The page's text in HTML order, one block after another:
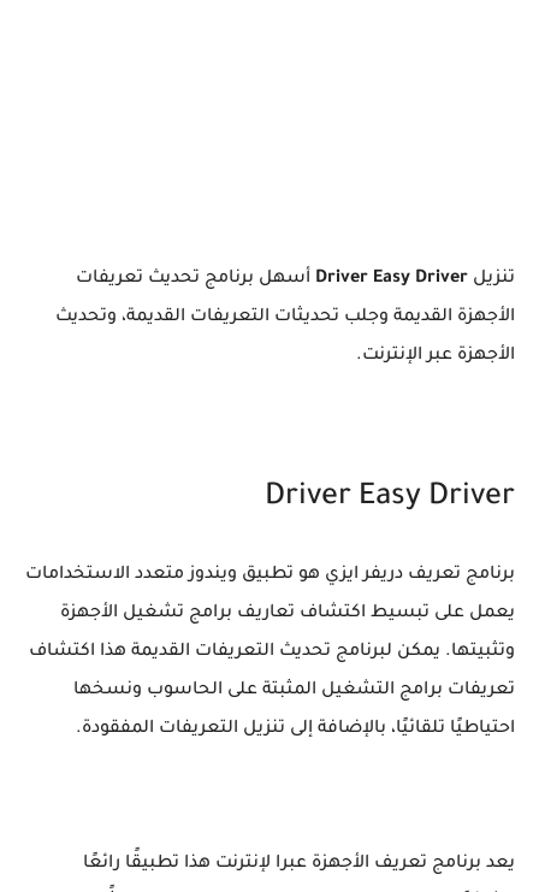
تنزيل Driver Easy Driver أسهل برنامج تحديث تعريفات
الأجهزة القديمة وجلب تحديثات التعريفات القديمة، وتحديث
الأجهزة عبر الإنترنت.
Driver Easy Driver
برنامج تعريف دريفر ايزي هو تطبيق ويندوز متعدد الاستخدامات
يعمل على تبسيط اكتشاف تعاريف برامج تشغيل الأجهزة
وتثبيتها. يمكن لبرنامج تحديث التعريفات القديمة هذا اكتشاف
تعريفات برامج التشغيل المثبتة على الحاسوب ونسخها
احتياطيًا تلقائيًا، بالإضافة إلى تنزيل التعريفات المفقودة.
يعد برنامج تعريف الأجهزة عبرا لإنترنت هذا تطبيقًا رائعًا